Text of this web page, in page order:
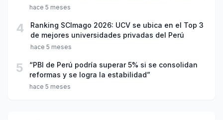
año escolar 2026
hace 5 meses
4
Ranking SCImago 2026: UCV se ubica en el Top 3
de mejores universidades privadas del Perú
hace 5 meses
5
“PBI de Perú podría superar 5% si se consolidan
reformas y se logra la estabilidad”
hace 5 meses